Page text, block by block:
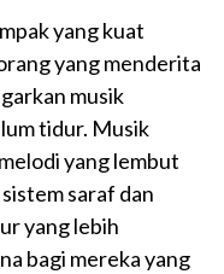
yang kuat
yang menderita
musik
tidur. Musik
yang lembut
saraf dan
yang lebih
bagi mereka yang